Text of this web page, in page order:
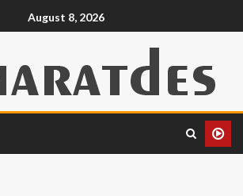
August 8, 2026